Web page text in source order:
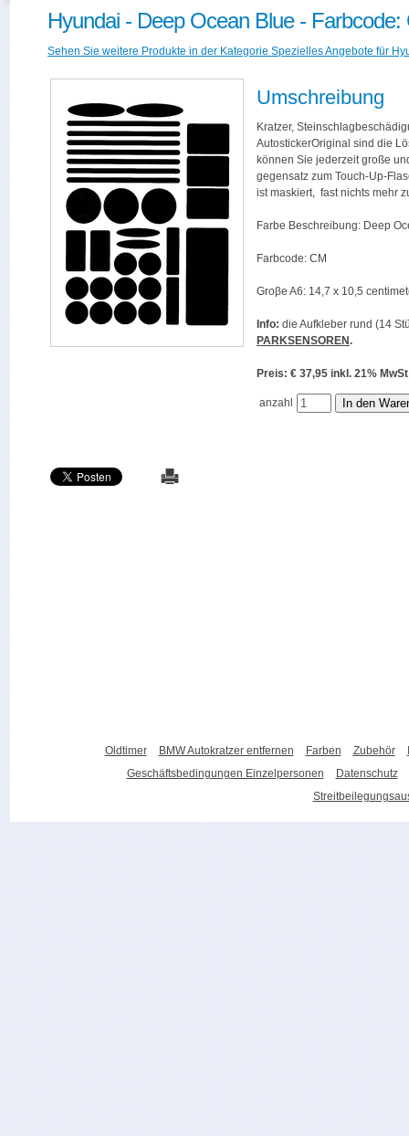
Hyundai - Deep Ocean Blue - Farbcode:
Sehen Sie weitere Produkte in der Kategorie Spezielles Angebote für
Umschreibung
Kratzer,
AutostickerOriginal sind die
können Sie jederzeit große
gegensatz zum Touch-Up-
ist maskiert, fast nichts mehr
Farbe Beschreibung: Deep
Farbcode: CM
Groβe A6: 14,7 x 10,5
Info: die Aufkleber rund (14
PARKSENSOREN.
Preis: € 37,95 inkl. 21%
anzahl
Oldtimer BMW Autokratzer entfernen Farben Zubehör
Geschäftsbedingungen Einzelpersonen
Datenschutz